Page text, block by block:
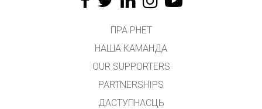
ПРА PHET
НАША КАМАНДА
OUR SUPPORTERS
PARTNERSHIPS
ДАСТУПНАСЦЬ